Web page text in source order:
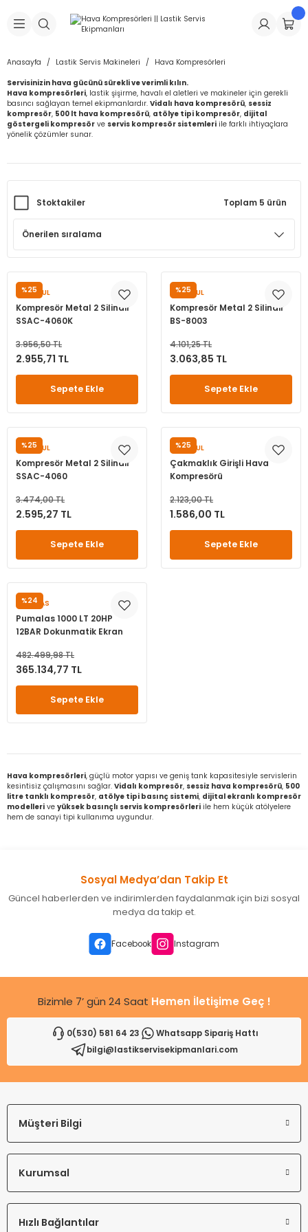
Geri Dön
Makineleri
Geri Dön
Dolgu Lastikleri
Dolgu Lastikleri
Geri Dön
İç Lastikleri
İç Lastikleri
Geri Dön
Geri Dön
Kapağı
Geri Dön
& Spreyler
Geri Dön
Makinesi Yedek Parçaları
Yedek Parçaları
Anasayfa Lastik Servis Makineleri
Hava Kompresörleri
Servisinizin hava gücünü sürekli ve verimli kılın.
Hava kompresörleri, lastik şişirme, havalı el aletleri ve makineler için gerekli
basıncı sağlayan temel ekipmanlardır. Vidalı hava kompresörü, sessiz
kompresör, 500 lt hava kompresörü, atölye tipi kompresör, dijital
göstergeli kompresör ve servis kompresör sistemleri ile farklı ihtiyaçlara
yönelik çözümler sunar.
Stoktakiler Toplam 5 ürün
%25
SUNSOUL
Kompresör Metal 2 Silindir
SSAC-4060K
3.956,50 TL
2.955,71 TL
Sepete Ekle
%25
SUNSOUL
Kompresör Metal 2 Silindir
BS-8003
4.101,25 TL
3.063,85 TL
Sepete Ekle
%25
SUNSOUL
Kompresör Metal 2 Silindir
SSAC-4060
3.474,00 TL
2.595,27 TL
Sepete Ekle
%25
SUNSOUL
Çakmaklık Girişli Hava
Kompresörü
2.123,00 TL
1.586,00 TL
Sepete Ekle
%24
PUMALAS
Pumalas 1000 LT 20HP
12BAR Dokunmatik Ekran
Kompresör
482.499,98 TL
365.134,77 TL
Sepete Ekle
Hava kompresörleri, güçlü motor yapısı ve geniş tank kapasitesiyle servislerin
kesintisiz çalışmasını sağlar. Vidalı kompresör, sessiz hava kompresörü, 500
litre tanklı kompresör, atölye tipi basınç sistemi, dijital ekranlı kompresör
modelleri ve yüksek basınçlı servis kompresörleri ile hem küçük atölyelere
hem de sanayi tipi kullanıma uygundur.
Sosyal Medya’dan Takip Et
Güncel haberlerden ve indirimlerden faydalanmak için bizi sosyal
medya da takip et.
Facebook Instagram
Bizimle 7’ gün 24 Saat Hemen İletişime Geç !
0(530) 581 64 23
Whatsapp Sipariş Hattı
bilgi@lastikservisekipmanlari.com
Müşteri Bilgi
Kurumsal
Hızlı Bağlantılar